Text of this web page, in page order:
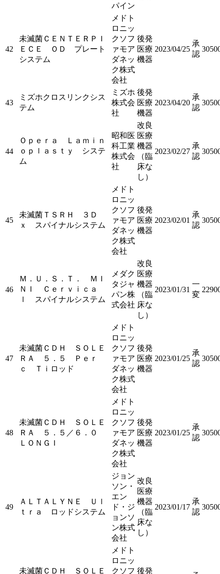
パイン
42
未滅菌ＣＥＮＴＥＲＰＩ
ＥＣＥ ＯＤ プレート
システム
メドト
ロニッ
クソフ
ァモア
ダネッ
ク株式
会社
後発
医療
機器
2023/04/25
承
認
43
ミズホクロスリンクシス
テム
ミズホ
株式会
社
後発
医療
機器
2023/04/20
承
認
44
Ｏｐｅｒａ Ｌａｍｉｎ
ｏｐｌａｓｔｙ システ
ム
昭和医
科工業
株式会
社
改良
医療
機器
（臨
床な
し）
2023/02/27
承
認
45
未滅菌ＴＳＲＨ ３Ｄ
ｘ スパイナルシステム
メドト
ロニッ
クソフ
ァモア
ダネッ
ク株式
会社
後発
医療
機器
2023/02/01
承
認
46
Ｍ．Ｕ．Ｓ．Ｔ． ＭＩ
ＮＩ Ｃｅｒｖｉｃａ
ｌ スパイナルシステム
メダク
タジャ
パン株
式会社
改良
医療
機器
（臨
床な
し）
2023/01/31
一
変
47
未滅菌ＣＤＨ ＳＯＬＥ
ＲＡ ５．５ Ｐｅｒ
ｃ Ｔｉロッド
メドト
ロニッ
クソフ
ァモア
ダネッ
ク株式
会社
後発
医療
機器
2023/01/25
承
認
48
未滅菌ＣＤＨ ＳＯＬＥ
ＲＡ ５．５／６．０
ＬＯＮＧＩ
メドト
ロニッ
クソフ
ァモア
ダネッ
ク株式
会社
後発
医療
機器
2023/01/25
承
認
49
ＡＬＴＡＬＹＮＥ Ｕｌ
ｔｒａ ロッドシステム
ジョン
ソン・
エン
ド・ジ
ョンソ
ン株式
会社
改良
医療
機器
（臨
床な
し）
2023/01/17
承
認
未滅菌ＣＤＨ ＳＯＬＥ
メドト
ロニッ
クソフ 後発